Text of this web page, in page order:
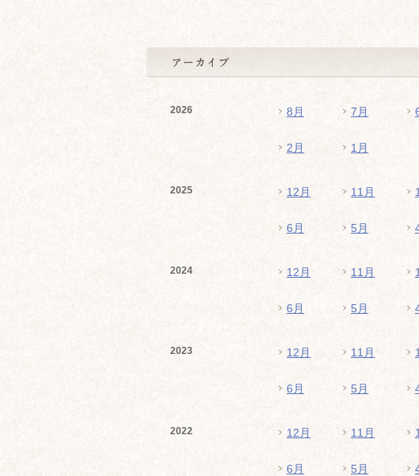
2026 8月 7月
2月 1月
2025 12月 11月
6月 5月
2024 12月 11月
6月 5月
2023 12月 11月
6月 5月
2022 12月 11月
6月 5月